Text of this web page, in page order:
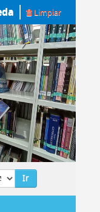
Limpiar
Ir